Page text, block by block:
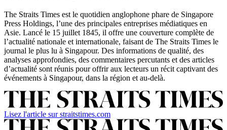
The Straits Times est le quotidien anglophone phare de Singapore
Press Holdings, l’une des principales entreprises médiatiques en
Asie. Lancé le 15 juillet 1845, il offre une couverture complète de
l’actualité nationale et internationale, faisant de The Straits Times le
journal le plus lu à Singapour. Des informations de qualité, des
analyses approfondies, des commentaires percutants et des articles
d’actualité sont réunis pour offrir aux lecteurs un récit captivant des
événements à Singapour, dans la région et au-delà.
Lisez l'article sur straitstimes.com